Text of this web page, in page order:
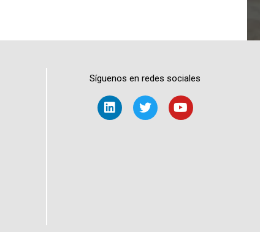
Síguenos en redes sociales